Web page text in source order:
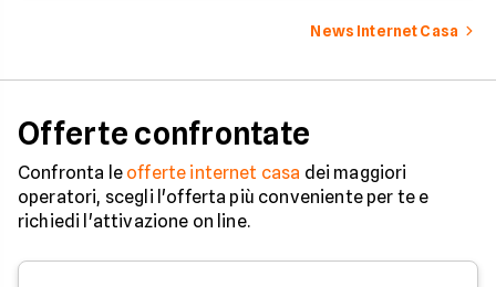
News Internet Casa
Offerte confrontate
Confronta le offerte internet casa dei maggiori
operatori, scegli l'offerta più conveniente per te e
richiedi l'attivazione on line.